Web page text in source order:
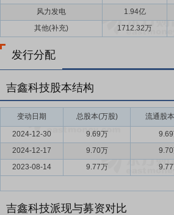
风力发电
1.94亿
其他(补充)
1712.32万
发行分配
吉鑫科技股本结构
变动日期 总股本(万股) 流通股
2024-12-30 9.69万
2024-12-17
9.70万
2023-08-14
9.77万
吉鑫科技派现与募资对比